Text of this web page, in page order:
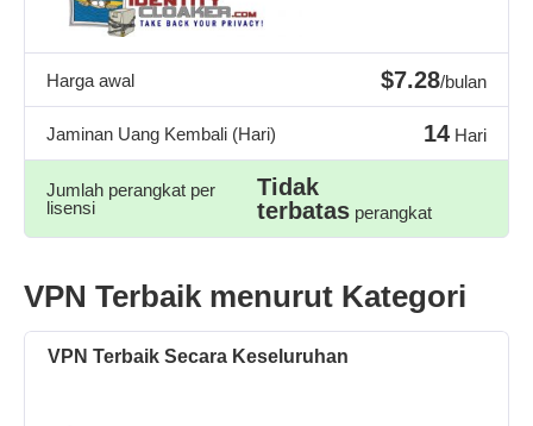
Harga awal $7.28/bulan
Jaminan Uang Kembali (Hari) 14 Hari
Jumlah perangkat per
lisensi
Tidak
terbatasperangkat
VPN Terbaik menurut Kategori
VPN Terbaik Secara Keseluruhan